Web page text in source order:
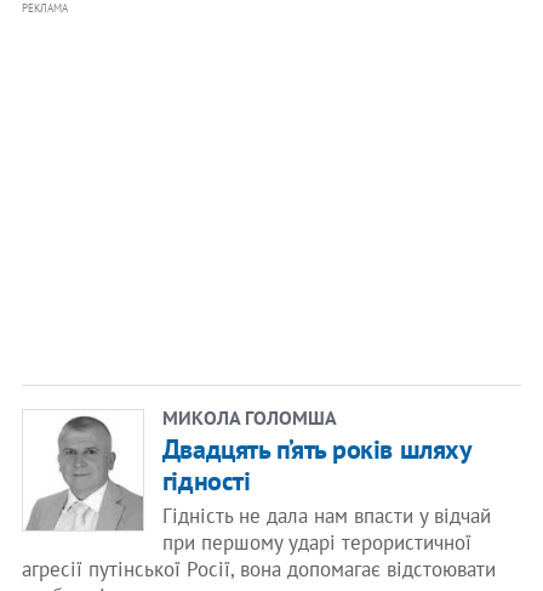
РЕКЛАМА
МИКОЛА ГОЛОМША
Двадцять п’ять років шляху
гідності
Гідність не дала нам впасти у відчай
при першому ударі терористичної
агресії путінської Росії, вона допомагає відстоювати